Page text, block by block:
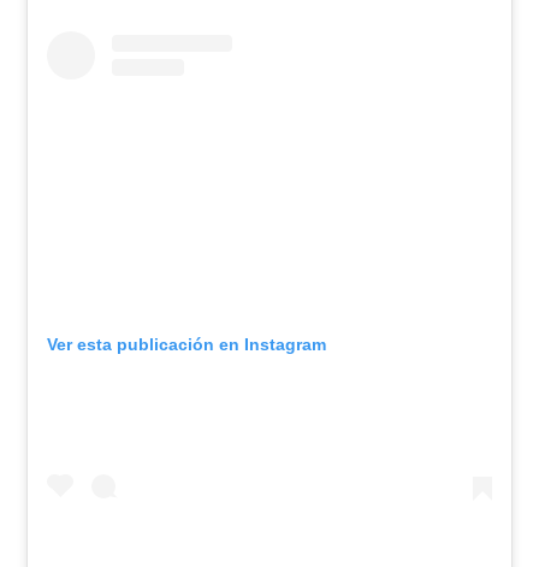
Ver esta publicación en Instagram